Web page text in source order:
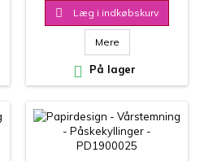
 Læg i indkøbskurv
Mere
 På lager